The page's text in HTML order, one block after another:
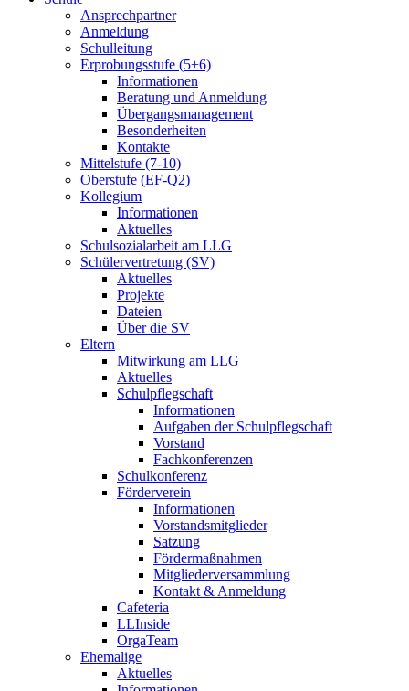
Ansprechpartner
Anmeldung
Schulleitung
Erprobungsstufe (5+6)
Informationen
Beratung und Anmeldung
Übergangsmanagement
Besonderheiten
Kontakte
Mittelstufe (7-10)
Oberstufe (EF-Q2)
Kollegium
Informationen
Aktuelles
Schulsozialarbeit am LLG
Schülervertretung (SV)
Aktuelles
Projekte
Dateien
Über die SV
Eltern
Mitwirkung am LLG
Aktuelles
Schulpflegschaft
Informationen
Aufgaben der Schulpflegschaft
Vorstand
Fachkonferenzen
Schulkonferenz
Förderverein
Informationen
Vorstandsmitglieder
Satzung
Fördermaßnahmen
Mitgliederversammlung
Kontakt & Anmeldung
Cafeteria
LLInside
OrgaTeam
Ehemalige
Aktuelles